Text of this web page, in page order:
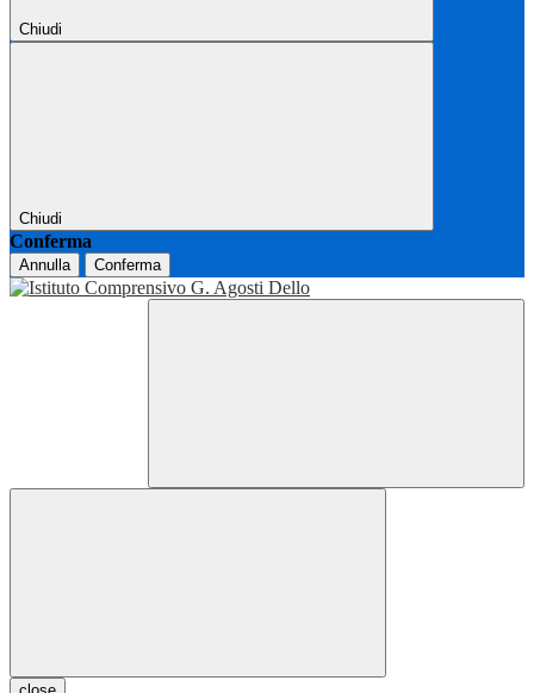
Chiudi
Chiudi
Conferma
Annulla Conferma